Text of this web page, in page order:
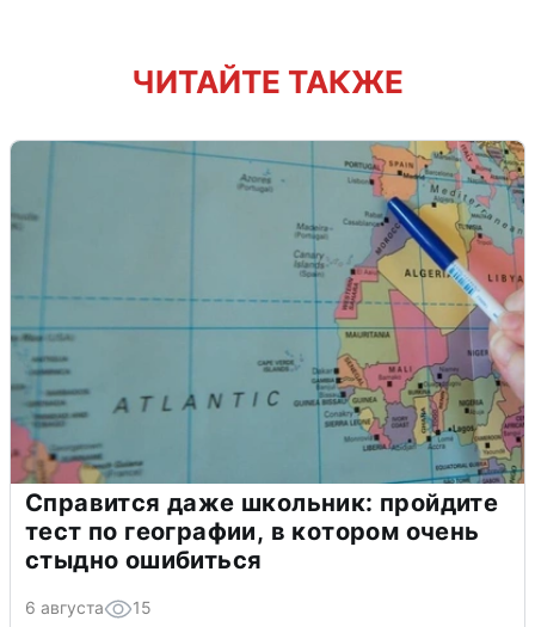
ЧИТАЙТЕ ТАКЖЕ
Справится даже школьник: пройдите
тест по географии, в котором очень
стыдно ошибиться
6 августа 15